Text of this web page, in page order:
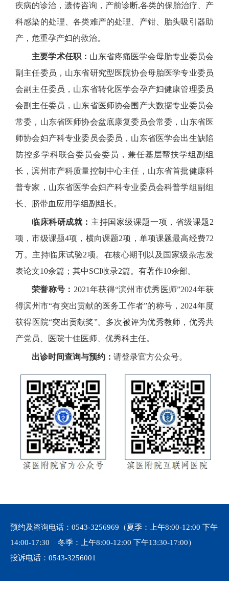
疾病的诊治，遗传咨询，产前诊断,各类的保胎治疗、产
科感染的处理、各类难产的处理、产钳、胎头吸引器助
产，危重孕产妇的救治。
主要学术任职： 山东省疼痛医学会母胎专业委员会
副主任委员，山东省研究型医院协会母胎医学专业委员
会副主任委员，山东省转化医学会孕产妇健康管理委员
会副主任委员，山东省医师协会围产大数据专业委员会
常委，山东省医师协会盆底康复委员会常委，山东省医
师协会妇产科专业委员会委员，山东省医学会出生缺陷
防控多学科联合委员会委员，兼任基层帮扶学组副组
长，滨州市产科质量控制中心主任，山东省首批健康科
普专家，山东省医学会妇产科专业委员会科普学组副组
长、脐带血应用学组副组长。
临床科研成就： 主持国家级课题一项，省级课题2
项，市级课题4项，横向课题2项，单项课题最高经费72
万。主持临床试验2项。在核心期刊以及国家级杂志发
表论文10余篇；其中SCI收录2篇。有著作10余部。
荣誉称号： 2021年获得“滨州市优秀医师”2024年获
得滨州市“有突出贡献的医务工作者”的称号，2024年度
获得医院“突出贡献奖”。多次被评为优秀教师，优秀共
产党员、医院十佳医师、优秀科主任。
出诊时间查询与预约： 请登录官方公众号。
预约及咨询电话： 0543-3256969 （夏季：上午8:00-12:00 下午
14:00-17:30 冬季：上午8:00-12:00 下午13:30-17:00）
投诉电话： 0543-3256001